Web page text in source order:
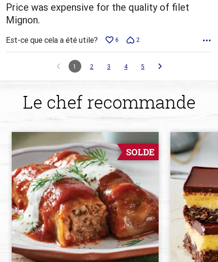
Price was expensive for the quality of filet
Mignon.
Est-ce que cela a été utile? 6 2
1 2 3 4 5
Le chef recommande
SOLDE